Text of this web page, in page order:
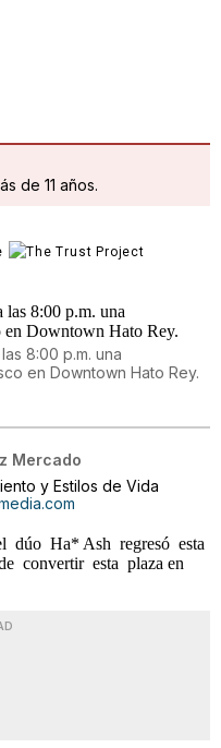
de 11 años.
8:00 p.m. una
en Downtown Hato Rey.
Mercado
y Estilos de Vida
dúo Ha* Ash regresó esta
convertir esta plaza en